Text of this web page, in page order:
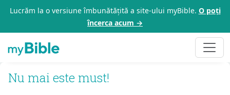
Lucrăm la o versiune îmbunătățită a site-ului myBible. O poți
încerca acum →
Nu mai este must!